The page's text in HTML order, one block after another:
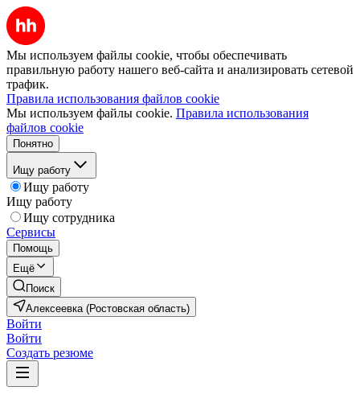
Мы используем файлы cookie, чтобы обеспечивать
правильную работу нашего веб-сайта и анализировать сетевой
трафик.
Правила использования файлов cookie
Мы используем файлы cookie. Правила использования
файлов cookie
Понятно
Ищу работу
Ищу работу
Ищу работу
Ищу сотрудника
Сервисы
Помощь
Ещё
Поиск
Алексеевка (Ростовская область)
Войти
Войти
Создать резюме